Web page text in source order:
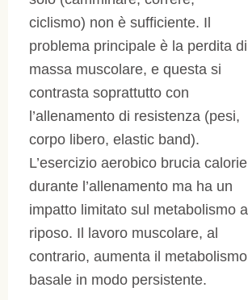
ciclismo) non è sufficiente. Il
problema principale è la perdita di
massa muscolare, e questa si
contrasta soprattutto con
l’allenamento di resistenza (pesi,
corpo libero, elastic band).
L’esercizio aerobico brucia calorie
durante l’allenamento ma ha un
impatto limitato sul metabolismo a
riposo. Il lavoro muscolare, al
contrario, aumenta il metabolismo
basale in modo persistente.